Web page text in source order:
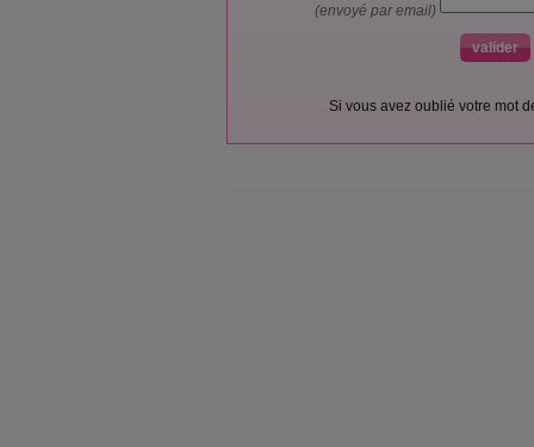
(envoyé par email)
Si vous avez oublié votre mot